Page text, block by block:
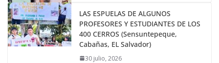
LAS ESPUELAS DE ALGUNOS
PROFESORES Y ESTUDIANTES DE LOS
400 CERROS (Sensuntepeque,
Cabañas, EL Salvador)
30 julio, 2026